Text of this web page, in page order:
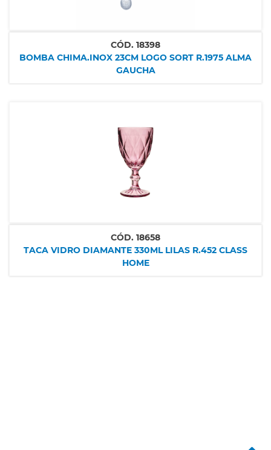
CÓD. 18398
BOMBA CHIMA.INOX 23CM LOGO SORT R.1975 ALMA
GAUCHA
CÓD. 18658
TACA VIDRO DIAMANTE 330ML LILAS R.452 CLASS
HOME